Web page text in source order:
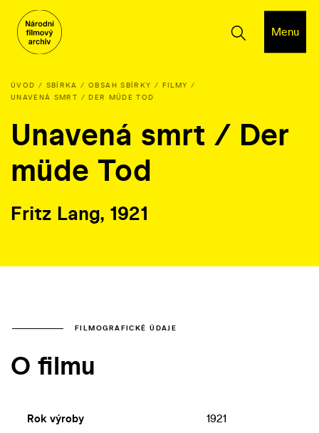
Menu
ÚVOD SBÍRKA OBSAH SBÍRKY
FILMY
UNAVENÁ SMRT / DER MÜDE TOD
Unavená smrt / Der
müde Tod
Fritz Lang, 1921
FILMOGRAFICKÉ ÚDAJE
O filmu
Rok výroby 1921